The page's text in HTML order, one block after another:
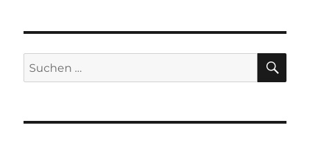
Suchen
nach: